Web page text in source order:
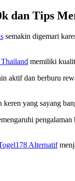
dan Tips
semakin digemari
memiliki
aktif dan berburu
yang sayang
Alternatif